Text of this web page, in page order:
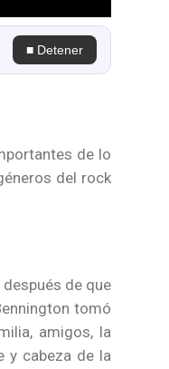
■ Detener
de lo
del rock
de que
tomó
amigos, la
y cabeza de la